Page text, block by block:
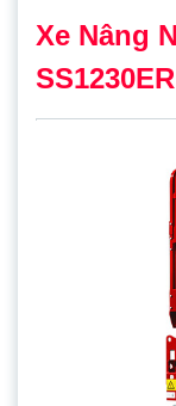
Xe Nâng